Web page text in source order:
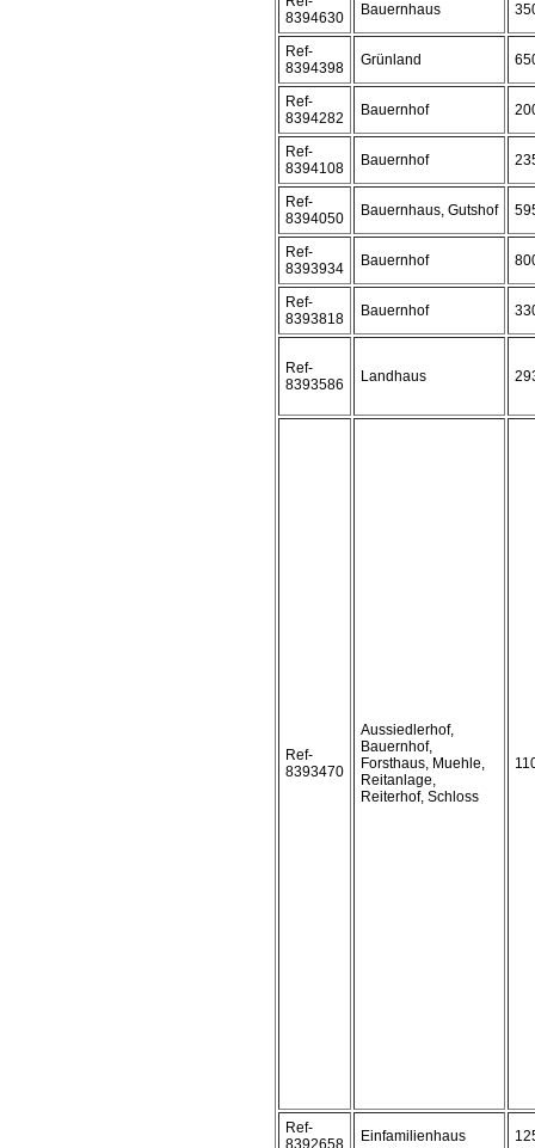
8394630
Bauernhaus
Ref-
8394398
Grünland
Ref-
8394282
Bauernhof
Ref-
8394108
Bauernhof
Ref-
8394050
Bauernhaus, Gutshof
Ref-
8393934
Bauernhof
Ref-
8393818
Bauernhof
Ref-
8393586
Landhaus
Ref-
8393470
Aussiedlerhof,
Bauernhof,
Forsthaus, Muehle,
Reitanlage,
Reiterhof, Schloss
Ref-
8392658
Einfamilienhaus